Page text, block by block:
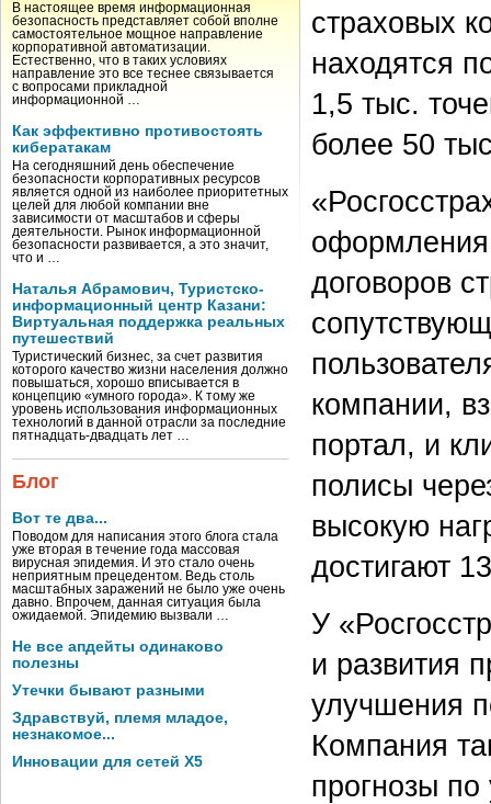
В настоящее время информационная
безопасность представляет собой вполне
самостоятельное мощное направление
корпоративной автоматизации.
Естественно, что в таких условиях
направление это все теснее связывается
с вопросами прикладной
информационной …
Как эффективно противостоять
кибератакам
На сегодняшний день обеспечение
безопасности корпоративных ресурсов
является одной из наиболее приоритетных
целей для любой компании вне
зависимости от масштабов и сферы
деятельности. Рынок информационной
безопасности развивается, а это значит,
что и …
Наталья Абрамович, Туристско-
информационный центр Казани:
Виртуальная поддержка реальных
путешествий
Туристический бизнес, за счет развития
которого качество жизни населения должно
повышаться, хорошо вписывается в
концепцию «умного города». К тому же
уровень использования информационных
технологий в данной отрасли за последние
пятнадцать-двадцать лет …
Блог
Вот те два...
Поводом для написания этого блога стала
уже вторая в течение года массовая
вирусная эпидемия. И это стало очень
неприятным прецедентом. Ведь столь
масштабных заражений не было уже очень
давно. Впрочем, данная ситуация была
ожидаемой. Эпидемию вызвали …
Не все апдейты одинаково
полезны
Утечки бывают разными
Здравствуй, племя младое,
незнакомое...
Инновации для сетей X5
страховых
находятся
1,5 тыс.
более 50
договоров
компании,
портал, и
полисы
высокую
достигают
У
и развития
улучшения
Компания
прогнозы